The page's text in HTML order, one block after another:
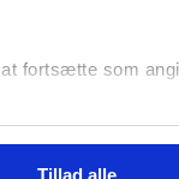
fortsætte som
Tillad alle
bevægelse